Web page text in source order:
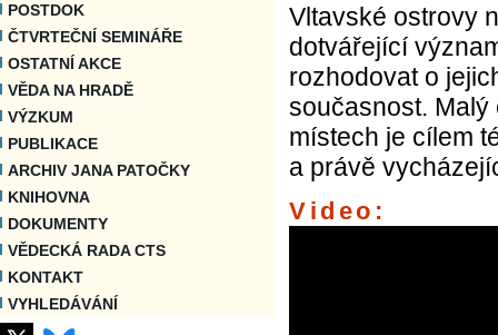
POSTDOK
ČTVRTEČNÍ SEMINÁŘE
OSTATNÍ AKCE
VĚDA NA HRADĚ
VÝZKUM
PUBLIKACE
ARCHIV JANA PATOČKY
KNIHOVNA
DOKUMENTY
VĚDECKÁ RADA CTS
KONTAKT
VYHLEDÁVÁNÍ
Vltavské ostrovy
dotvářející
rozhodovat o
současnost.
místech je cílem
a právě
Video: